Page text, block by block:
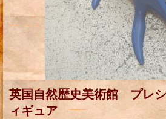
英国自然歴史美術館 プレ
ィギュア